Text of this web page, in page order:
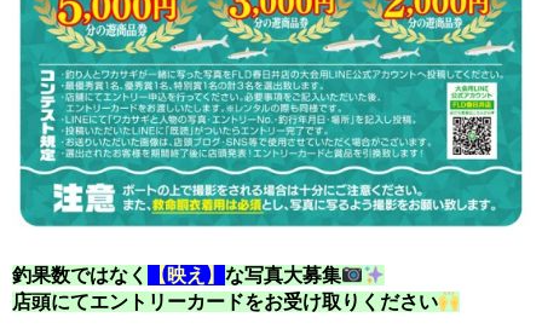
釣果数ではなく 【映え】 な写真大募集
店頭にてエントリーカードをお受け取りください